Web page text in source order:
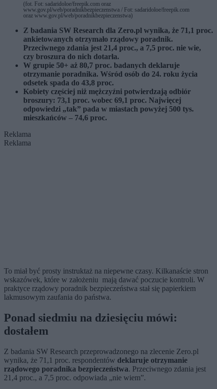
(fot. Fot: sadaridoloe/freepik.com oraz
www.gov.pl/web/poradnikbezpieczenstwa / Fot: sadaridoloe/freepik.com
oraz www.gov.pl/web/poradnikbezpieczenstwa)
Z badania SW Research dla Zero.pl wynika, że 71,1 proc.
ankietowanych otrzymało rządowy poradnik.
Przeciwnego zdania jest 21,4 proc., a 7,5 proc. nie wie,
czy broszura do nich dotarła.
W grupie 50+ aż 80,7 proc. badanych deklaruje
otrzymanie poradnika. Wśród osób do 24. roku życia
odsetek spada do 43,8 proc.
Kobiety częściej niż mężczyźni potwierdzają odbiór
broszury: 73,1 proc. wobec 69,1 proc. Najwięcej
odpowiedzi „tak” pada w miastach powyżej 500 tys.
mieszkańców – 74,6 proc.
Reklama
Reklama
To miał być prosty instruktaż na niepewne czasy. Kilkanaście stron
wskazówek, które w założeniu mają dawać poczucie kontroli. W
praktyce rządowy poradnik bezpieczeństwa stał się papierkiem
lakmusowym zaufania do państwa.
Ponad siedmiu na dziesięciu mówi:
dostałem
Z badania SW Research przeprowadzonego na zlecenie Zero.pl
wynika, że 71,1 proc. respondentów deklaruje otrzymanie
rządowego poradnika bezpieczeństwa. Przeciwnego zdania jest
21,4 proc., a 7,5 proc. odpowiada „nie wiem”.